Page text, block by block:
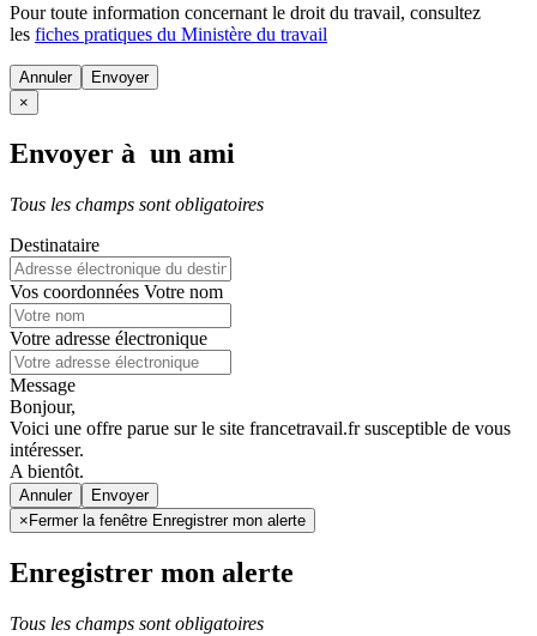
Pour toute information concernant le droit du travail, consultez
les fiches pratiques du Ministère du travail
Annuler
×
Envoyer à un ami
Tous les champs sont obligatoires
Destinataire
Vos coordonnées Votre nom
Votre adresse électronique
Message
Bonjour,
Voici une offre parue sur le site francetravail.fr susceptible de vous
intéresser.
A bientôt.
Annuler
× Fermer la fenêtre Enregistrer mon alerte
Enregistrer mon alerte
Tous les champs sont obligatoires